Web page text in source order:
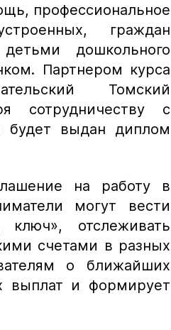
профессиональное
граждан
дошкольного
Партнером курса
Томский
сотрудничеству с
будет выдан диплом
на работу в
могут вести
отслеживать
счетами в разных
о ближайших
выплат и формирует